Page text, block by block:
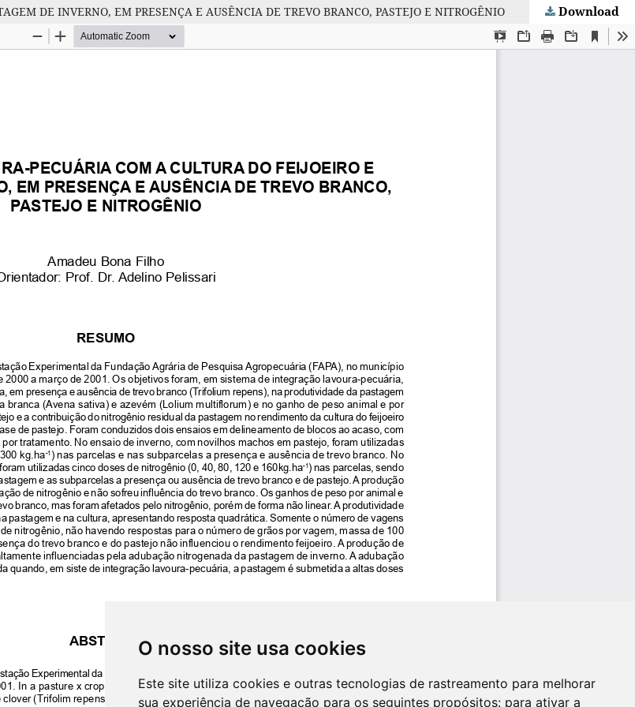
O nosso site usa cookies
Este site utiliza cookies e outras tecnologias de rastreamento para melhorar
sua experiência de navegação para os seguintes propósitos: para ativar a
DE INVERNO, EM PRESENÇA E AUSÊNCIA DE TREVO BRANCO, PASTEJO E NITROGÊNIO Download